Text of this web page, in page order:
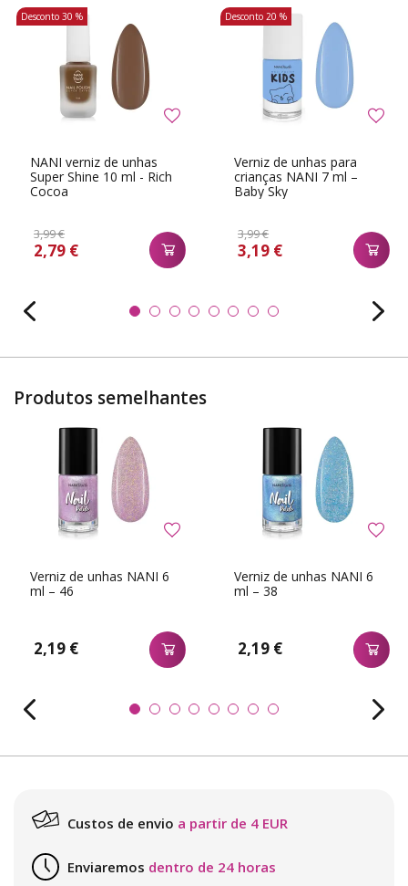
NANI verniz de unhas
Super Shine 10 ml - Rich
Cocoa
3,99 €
2,79 €
Desconto 30 %
Verniz de unhas para
crianças NANI 7 ml –
Baby Sky
3,99 €
3,19 €
Desconto 20 %
Produtos semelhantes
Verniz de unhas NANI 6
ml – 46
2,19 €
Verniz de unhas NANI 6
ml – 38
2,19 €
Custos de envio a partir de 4 EUR
Enviaremos dentro de 24 horas